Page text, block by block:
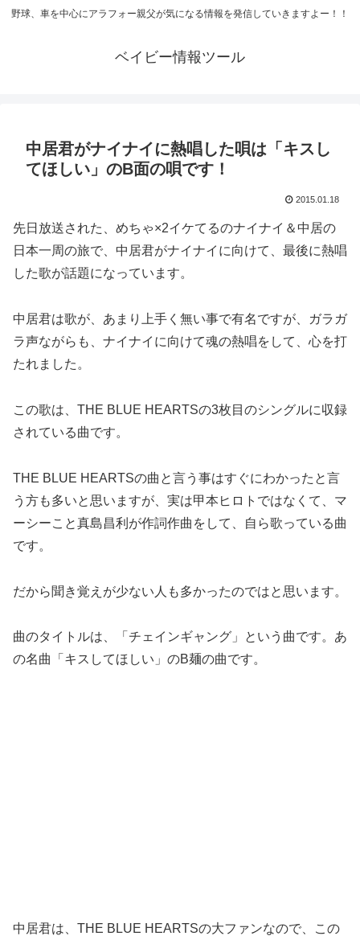
野球、車を中心にアラフォー親父が気になる情報を発信していきますよー！！
ベイビー情報ツール
中居君がナイナイに熱唱した唄は「キスし
てほしい」のB面の唄です！
2015.01.18
先日放送された、めちゃ×2イケてるのナイナイ＆中居の
日本一周の旅で、中居君がナイナイに向けて、最後に熱唱
した歌が話題になっています。
中居君は歌が、あまり上手く無い事で有名ですが、ガラガ
ラ声ながらも、ナイナイに向けて魂の熱唱をして、心を打
たれました。
この歌は、THE BLUE HEARTSの3枚目のシングルに収録
されている曲です。
THE BLUE HEARTSの曲と言う事はすぐにわかったと言
う方も多いと思いますが、実は甲本ヒロトではなくて、マ
ーシーこと真島昌利が作詞作曲をして、自ら歌っている曲
です。
だから聞き覚えが少ない人も多かったのではと思います。
曲のタイトルは、「チェインギャング」という曲です。あ
の名曲「キスしてほしい」のB麺の曲です。
中居君は、THE BLUE HEARTSの大ファンなので、この